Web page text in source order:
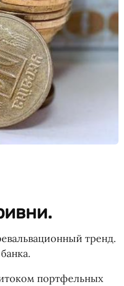
тренд.
портфельных